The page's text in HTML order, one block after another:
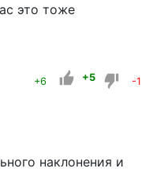
это тоже
+6 +5 -1
наклонения и